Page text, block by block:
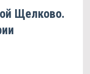
Щелково.